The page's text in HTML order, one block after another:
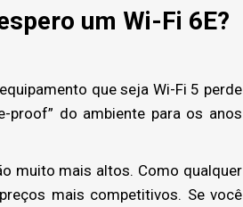
um Wi-Fi 6E?
que seja Wi-Fi 5 perde
proof” do ambiente para os anos
muito mais altos. Como qualquer
mais competitivos. Se você